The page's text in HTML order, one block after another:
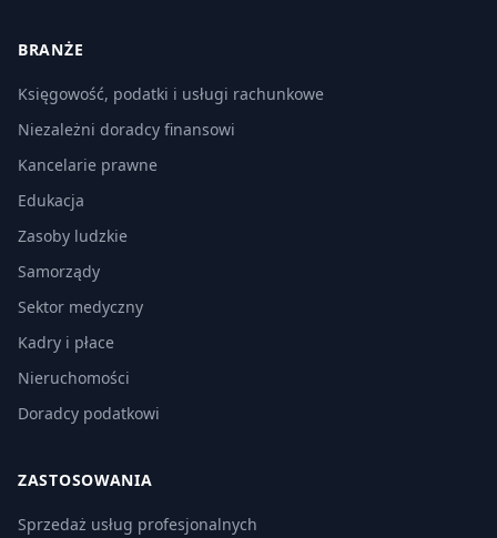
BRANŻE
Księgowość, podatki i usługi rachunkowe
Niezależni doradcy finansowi
Kancelarie prawne
Edukacja
Zasoby ludzkie
Samorządy
Sektor medyczny
Kadry i płace
Nieruchomości
Doradcy podatkowi
ZASTOSOWANIA
Sprzedaż usług profesjonalnych